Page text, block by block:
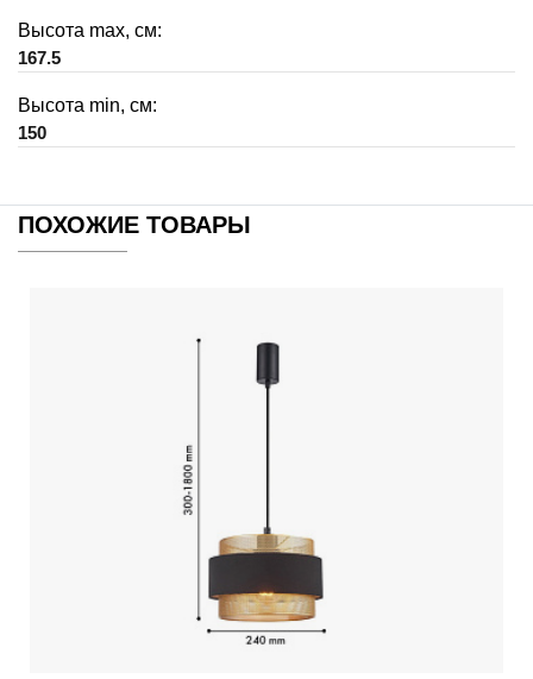
Высота max, см:
167.5
Высота min, см:
150
ПОХОЖИЕ ТОВАРЫ